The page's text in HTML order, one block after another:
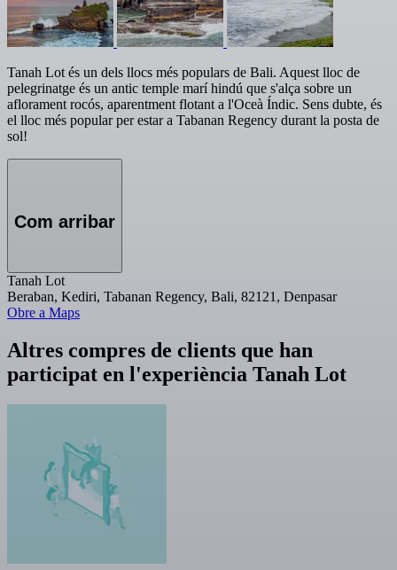
Tanah Lot és un dels llocs més populars de Bali. Aquest lloc de
pelegrinatge és un antic temple marí hindú que s'alça sobre un
aflorament rocós, aparentment flotant a l'Oceà Índic. Sens dubte, és
el lloc més popular per estar a Tabanan Regency durant la posta de
sol!
Com arribar
Tanah Lot
Beraban, Kediri, Tabanan Regency, Bali, 82121, Denpasar
Obre a Maps
Altres compres de clients que han
participat en l'experiència Tanah Lot